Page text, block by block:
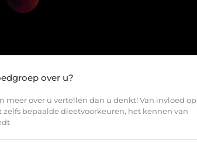
over u?
meer over u vertellen dan u denkt! Van invloed op
bepaalde dieetvoorkeuren, het kennen van